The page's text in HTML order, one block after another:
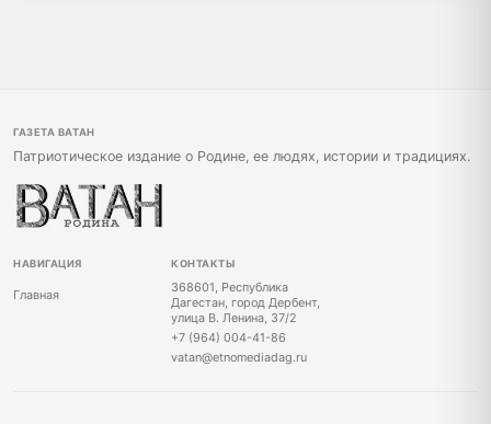
ГАЗЕТА ВАТАН
Патриотическое издание о Родине, ее людях, истории и традициях.
НАВИГАЦИЯ
Главная
КОНТАКТЫ
368601, Республика
Дагестан, город Дербент,
улица В. Ленина, 37/2
+7 (964) 004-41-86
vatan@etnomediadag.ru